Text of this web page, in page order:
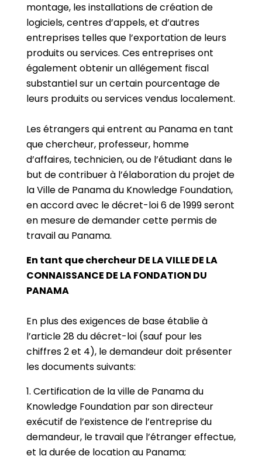
montage, les installations de création de
logiciels, centres d’appels, et d’autres
entreprises telles que l’exportation de leurs
produits ou services. Ces entreprises ont
également obtenir un allégement fiscal
substantiel sur un certain pourcentage de
leurs produits ou services vendus localement.
Les étrangers qui entrent au Panama en tant
que chercheur, professeur, homme
d’affaires, technicien, ou de l’étudiant dans le
but de contribuer à l’élaboration du projet de
la Ville de Panama du Knowledge Foundation,
en accord avec le décret-loi 6 de 1999 seront
en mesure de demander cette permis de
travail au Panama.
En tant que chercheur DE LA VILLE DE LA
CONNAISSANCE DE LA FONDATION DU
PANAMA
En plus des exigences de base établie à
l’article 28 du décret-loi (sauf pour les
chiffres 2 et 4), le demandeur doit présenter
les documents suivants:
1. Certification de la ville de Panama du
Knowledge Foundation par son directeur
exécutif de l’existence de l’entreprise du
demandeur, le travail que l’étranger effectue,
et la durée de location au Panama;